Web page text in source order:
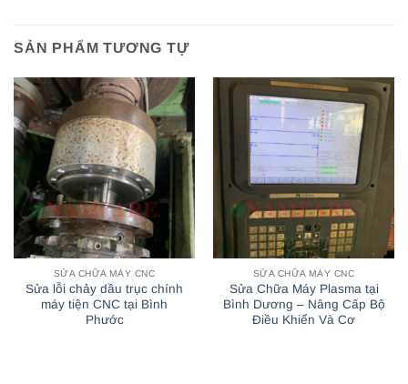
SẢN PHẨM TƯƠNG TỰ
SỬA CHỮA MÁY CNC
Sửa lỗi chảy dầu trục chính
máy tiện CNC tại Bình
Phước
SỬA CHỮA MÁY CNC
Sửa Chữa Máy Plasma tại
Bình Dương – Nâng Cấp Bộ
Điều Khiển Và Cơ